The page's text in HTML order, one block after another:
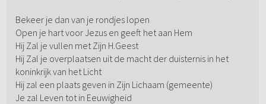
Bekeer je dan van je rondjes lopen
Open je hart voor Jezus en geeft het aan Hem
Hij Zal je vullen met Zijn H.Geest
Hij Zal je overplaatsen uit de macht der duisternis in het
koninkrijk van het Licht
Hij zal een plaats geven in Zijn Lichaam (gemeente)
Je zal Leven tot in Eeuwigheid